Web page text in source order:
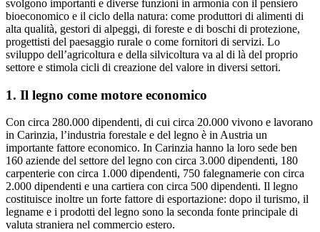
svolgono importanti e diverse funzioni in armonia con il pensiero
bioeconomico e il ciclo della natura: come produttori di alimenti di
alta qualità, gestori di alpeggi, di foreste e di boschi di protezione,
progettisti del paesaggio rurale o come fornitori di servizi. Lo
sviluppo dell’agricoltura e della silvicoltura va al di là del proprio
settore e stimola cicli di creazione del valore in diversi settori.
1. Il legno come motore economico
Con circa 280.000 dipendenti, di cui circa 20.000 vivono e lavorano
in Carinzia, l’industria forestale e del legno è in Austria un
importante fattore economico. In Carinzia hanno la loro sede ben
160 aziende del settore del legno con circa 3.000 dipendenti, 180
carpenterie con circa 1.000 dipendenti, 750 falegnamerie con circa
2.000 dipendenti e una cartiera con circa 500 dipendenti. Il legno
costituisce inoltre un forte fattore di esportazione: dopo il turismo, il
legname e i prodotti del legno sono la seconda fonte principale di
valuta straniera nel commercio estero.